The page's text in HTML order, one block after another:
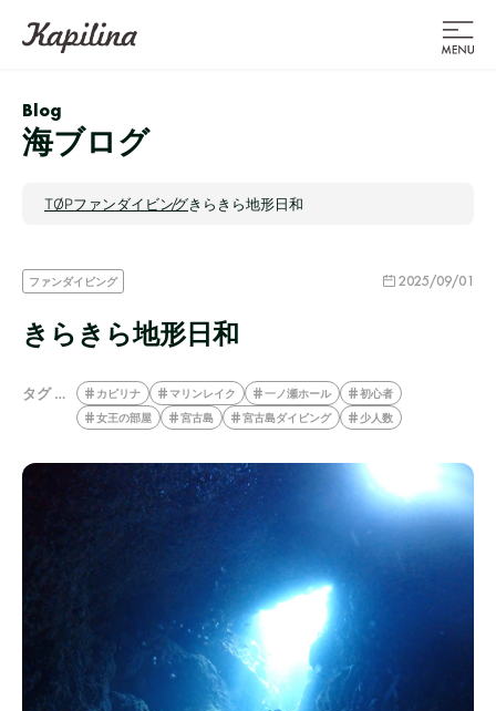
Blog
海ブログ
TOPファンダイビングきらきら地形日和
ファンダイビング 2025/09/01
きらきら地形日和
タグ … カピリナ マリンレイク 一ノ瀬ホール
初心者
女王の部屋
宮古島 宮古島ダイビング 少人数